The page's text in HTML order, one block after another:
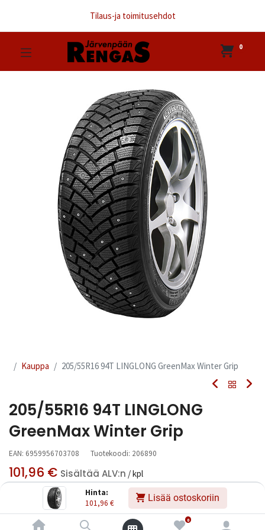
Hinta:
101,96 € Lisää ostoskoriin
0
Tilaus-ja toimitusehdot
0
Kauppa 205/55R16 94T LINGLONG GreenMax Winter Grip
205/55R16 94T LINGLONG
GreenMax Winter Grip
EAN: 6959956703708 Tuotekoodi: 206890
101,96 € Sisältää ALV:n / kpl
Toimittajilla (kotimaa): Saatavilla
Toimitusaika:
3 arkipäivää